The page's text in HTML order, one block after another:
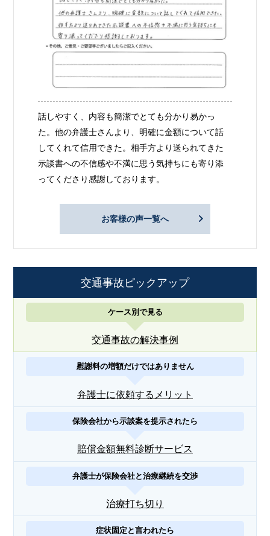
話しやすく、内容も簡潔でとても分かり易かっ
た。他の弁護士さんより、明確に金額について話
してくれて信用できた。相手方より送られてきた
示談書への不信感や不満に思う気持ちにも寄り添
ってくださり感謝しております。
お客様の声一覧へ
交通事故ピックアップ
ケース別で見る
交通事故の解決事例
慰謝料の増額だけではありません
弁護士に依頼するメリット
保険会社から示談案を提示されたら
賠償金額無料診断サービス
弁護士が保険会社と治療継続を交渉
治療打ち切り
症状固定と言われたら